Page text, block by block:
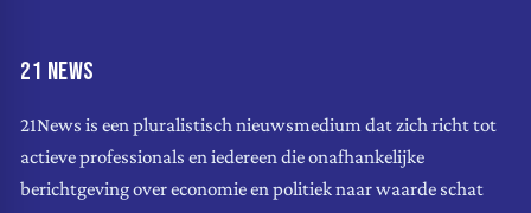
21 NEWS
21News is een pluralistisch nieuwsmedium dat zich richt tot
actieve professionals en iedereen die onafhankelijke
berichtgeving over economie en politiek naar waarde schat